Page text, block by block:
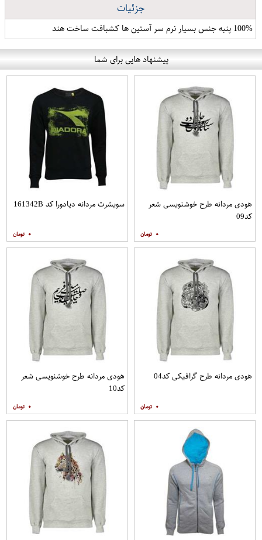
جزئیات
100% پنبه جنس بسیار نرم سر آستین ها کشبافت ساخت هند
پیشنهاد هایی برای شما
هودی مردانه طرح خوشنویسی شعر
کد09
۰
سویشرت مردانه دیادورا کد 161342B
۰
هودی مردانه طرح گرافیکی کد04
۰
هودی مردانه طرح خوشنویسی شعر
کد10
۰